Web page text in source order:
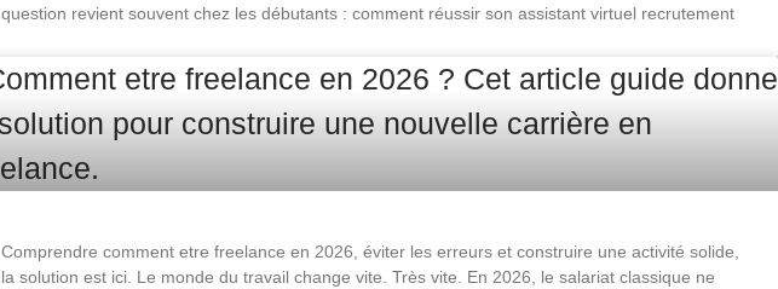
question revient souvent chez les débutants : comment réussir son assistant virtuel recrutement
Comprendre comment etre freelance en 2026, éviter les erreurs et construire une activité solide,
la solution est ici. Le monde du travail change vite. Très vite. En 2026, le salariat classique ne